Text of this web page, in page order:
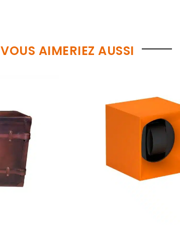
VOUS AIMERIEZ AUSSI